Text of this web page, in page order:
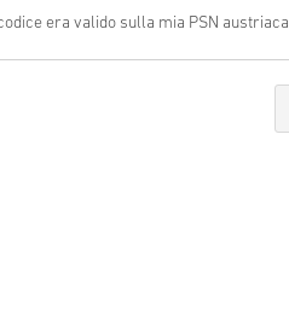
era valido sulla mia PSN